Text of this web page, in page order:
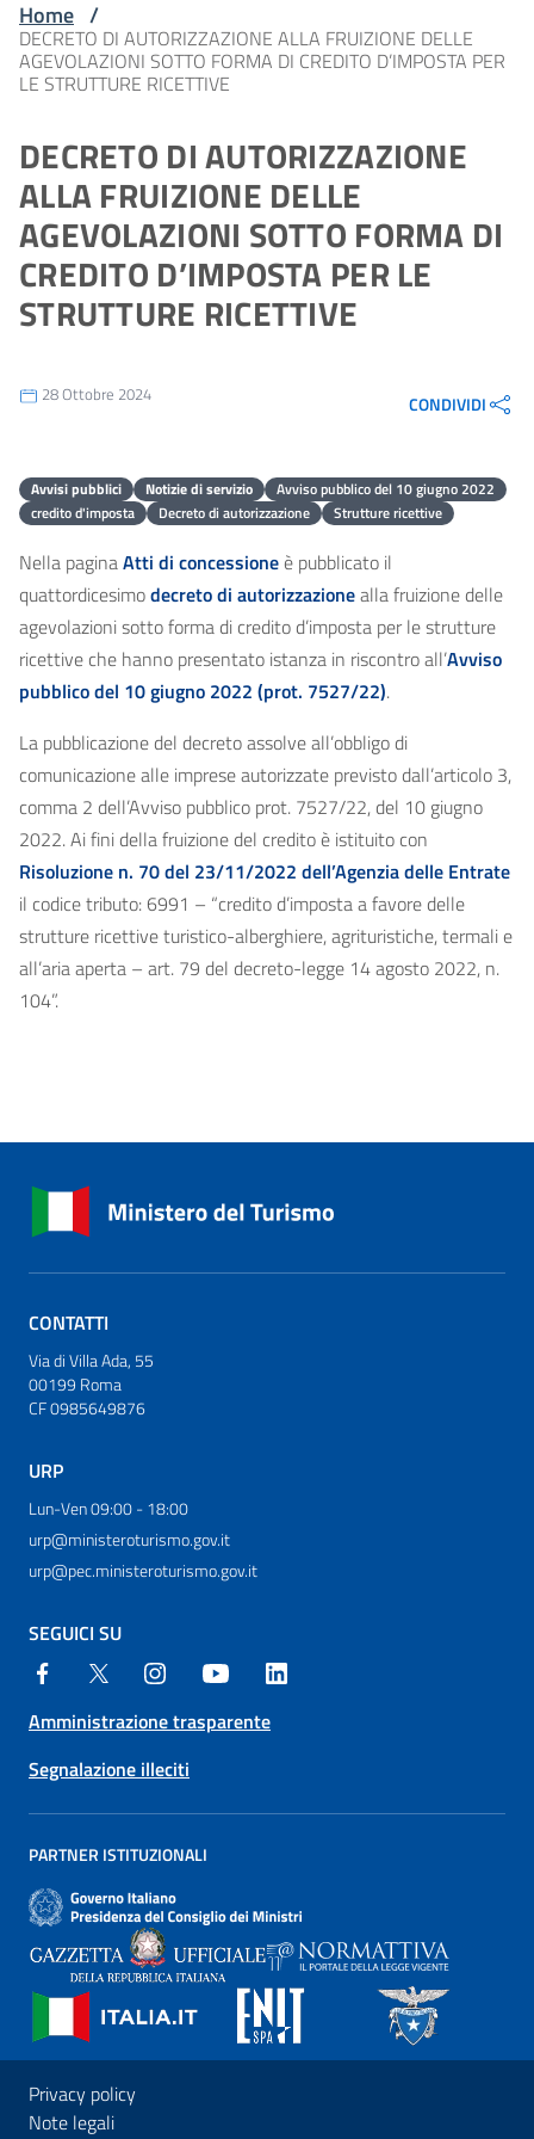
Home /
DECRETO DI AUTORIZZAZIONE ALLA FRUIZIONE DELLE
AGEVOLAZIONI SOTTO FORMA DI CREDITO D’IMPOSTA PER
LE STRUTTURE RICETTIVE
DECRETO DI AUTORIZZAZIONE
ALLA FRUIZIONE DELLE
AGEVOLAZIONI SOTTO FORMA DI
CREDITO D’IMPOSTA PER LE
STRUTTURE RICETTIVE
28 Ottobre 2024 CONDIVIDI
Avvisi pubblici Notizie di servizio
Avviso pubblico del 10 giugno 2022
credito d'imposta
Decreto di autorizzazione Strutture ricettive
Nella paginaAtti di concessioneè pubblicato il
quattordicesimodecreto di autorizzazionealla fruizione delle
agevolazioni sotto forma di credito d’imposta per le strutture
ricettive che hanno presentato istanza in riscontro all’Avviso
pubblico del 10 giugno 2022 (prot. 7527/22).
La pubblicazione del decreto assolve all’obbligo di
comunicazione alle imprese autorizzate previsto dall’articolo 3,
comma 2 dell’Avviso pubblico prot. 7527/22, del 10 giugno
2022. Ai fini della fruizione del credito è istituito con
Risoluzione n. 70 del 23/11/2022 dell’Agenzia delle Entrate
il codice tributo: 6991 – “credito d’imposta a favore delle
strutture ricettive turistico-alberghiere, agrituristiche, termali e
all’aria aperta – art. 79 del decreto-legge 14 agosto 2022, n.
104”.
CONTATTI
Via di Villa Ada, 55
00199 Roma
CF 0985649876
URP
Lun-Ven 09:00 - 18:00
urp@ministeroturismo.gov.it
urp@pec.ministeroturismo.gov.it
SEGUICI SU
Amministrazione trasparente
Segnalazione illeciti
PARTNER ISTITUZIONALI
Privacy policy
Note legali